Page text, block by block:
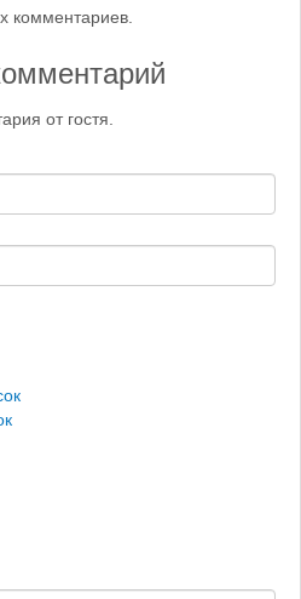
комментариев.
от гостя.